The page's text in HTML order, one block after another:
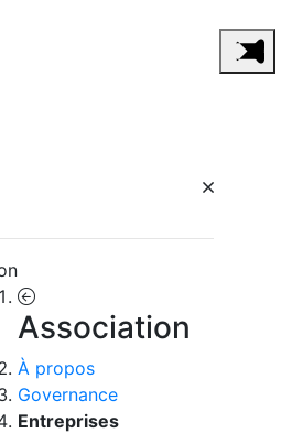
Association
À propos
Governance
Entreprises